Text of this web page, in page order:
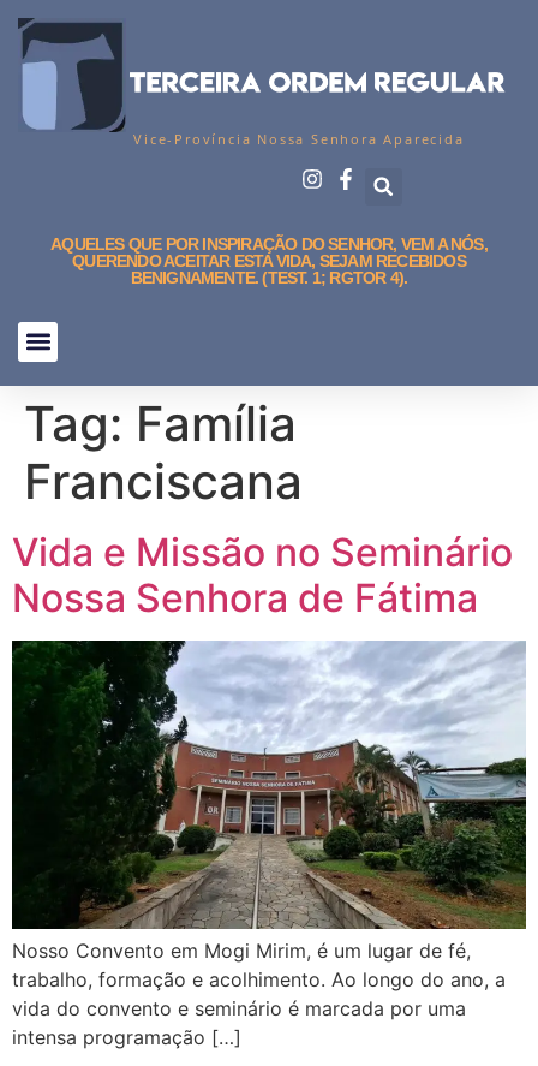
Vice-Província Nossa Senhora Aparecida
AQUELES QUE POR INSPIRAÇÃO DO SENHOR, VEM A NÓS,
QUERENDO ACEITAR ESTA VIDA, SEJAM RECEBIDOS
BENIGNAMENTE. (TEST. 1; RGTOR 4).
Tag: Família
Franciscana
Vida e Missão no Seminário
Nossa Senhora de Fátima
Nosso Convento em Mogi Mirim, é um lugar de fé,
trabalho, formação e acolhimento. Ao longo do ano, a
vida do convento e seminário é marcada por uma
intensa programação […]